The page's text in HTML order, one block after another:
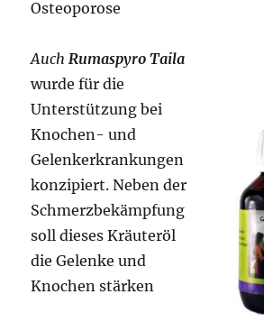
Osteoporose
Auch Rumaspyro Taila
wurde für die
Unterstützung bei
Knochen- und
Gelenkerkrankungen
konzipiert. Neben der
Schmerzbekämpfung
soll dieses Kräuteröl
die Gelenke und
Knochen stärken